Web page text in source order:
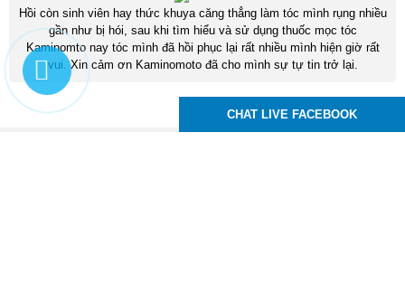
Hồi còn sinh viên hay thức khuya căng thẳng làm tóc mình rụng nhiều
gần như bị hói, sau khi tìm hiểu và sử dụng thuốc mọc tóc
Kaminomto nay tóc mình đã hồi phục lại rất nhiều mình hiện giờ rất
vui. Xin cảm ơn Kaminomoto đã cho mình sự tự tin trở lại.
CHAT LIVE FACEBOOK